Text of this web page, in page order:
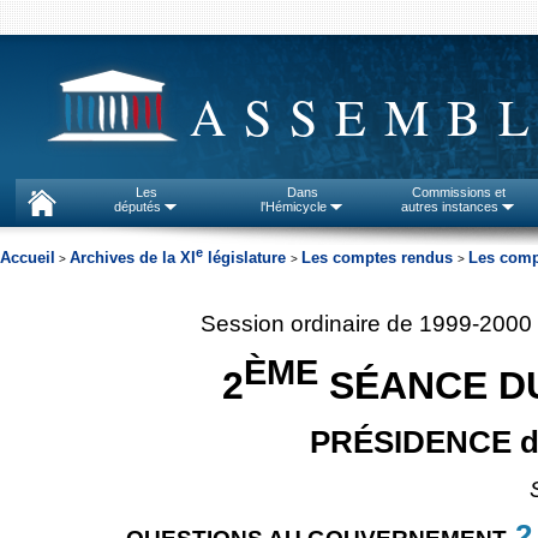
Les
députés
Dans
l'Hémicycle
Commissions et
autres instances
Accueil > Archives de la XI e législature > Les comptes rendus > Les
Session ordinaire de 1999-
2ÈME SÉANCE
PRÉSIDENCE